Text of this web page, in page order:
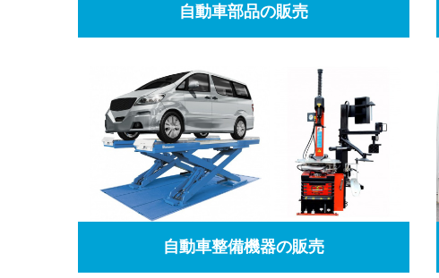
自動車部品の販売
自動車整備機器の販売